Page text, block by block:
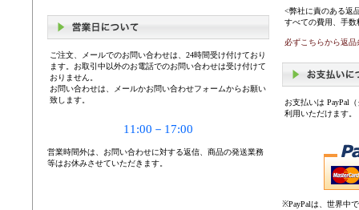
ご注文、メールでのお問い合わせは、24時間受け付けており
ます。お取引中以外のお電話でのお問い合わせは受け付けて
おりません。
お問い合わせは、メールかお問い合わせフォームからお願い
致します。
11:00－17:00
営業時間外は、お問い合わせに対する返信、商品の発送業務
等はお休みさせていただきます。
<弊社に責のある返
すべての費用、手
必ずこちらから返
お支払いは PayPal
利用いただけます。
※PayPalは、世界中